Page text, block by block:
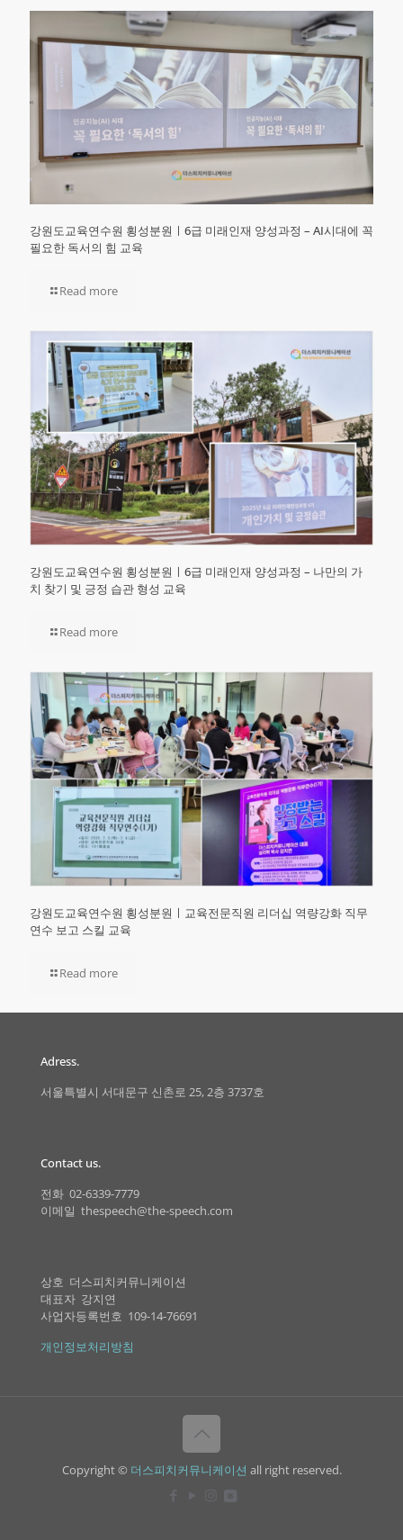
강원도교육연수원 횡성분원ㅣ6급 미래인재 양성과정 – AI시대에 꼭
필요한 독서의 힘 교육
Read more
강원도교육연수원 횡성분원ㅣ6급 미래인재 양성과정 – 나만의 가
치 찾기 및 긍정 습관 형성 교육
Read more
강원도교육연수원 횡성분원ㅣ교육전문직원 리더십 역량강화 직무
연수 보고 스킬 교육
Read more
Adress.
서울특별시 서대문구 신촌로 25, 2층 3737호
Contact us.
전화 02-6339-7779
이메일 thespeech@the-speech.com
상호 더스피치커뮤니케이션
대표자 강지연
사업자등록번호 109-14-76691
개인정보처리방침
Copyright © 더스피치커뮤니케이션 all right reserved.